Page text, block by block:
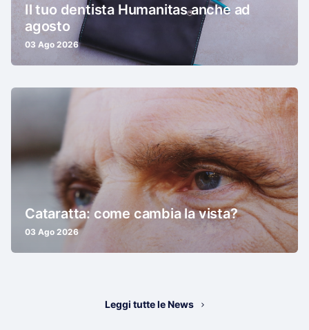
Il tuo dentista Humanitas anche ad
agosto
03 Ago 2026
Cataratta: come cambia la vista?
03 Ago 2026
Leggi tutte le News